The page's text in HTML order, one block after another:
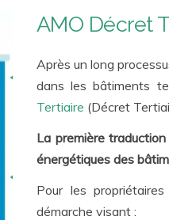
AMO Décret
Après un long
dans les bâtiments
Tertiaire (Décret
La première
énergétiques des
Pour les
démarche visant :